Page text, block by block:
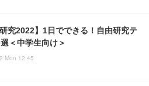
研究2022】1日でできる！自由研究テ
＜中学生向け＞
Mon 12:45